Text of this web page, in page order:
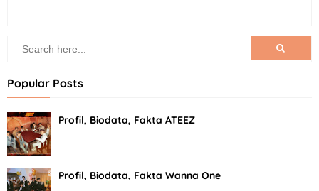
Popular Posts
Profil, Biodata, Fakta ATEEZ
Profil, Biodata, Fakta Wanna One